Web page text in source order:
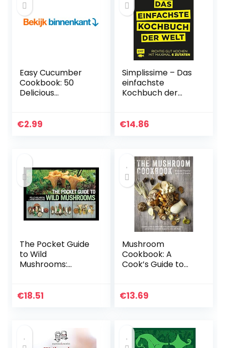
Easy Cucumber
Cookbook: 50
Delicious
and Techniques
€2.99
Simplissime – Das
einfachste
Kochbuch der
maximal 6 Zutaten
€14.86
The Pocket Guide
to Wild
Mushrooms:
the Field
€18.51
Mushroom
Cookbook: A
Cook’s Guide to
Mushrooms and
€13.69